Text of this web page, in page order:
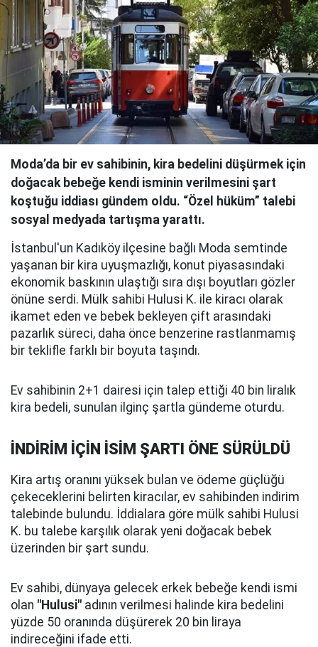
Moda’da bir ev sahibinin, kira bedelini düşürmek için
doğacak bebeğe kendi isminin verilmesini şart
koştuğu iddiası gündem oldu. “Özel hüküm” talebi
sosyal medyada tartışma yarattı.
İstanbul'un Kadıköy ilçesine bağlı Moda semtinde
yaşanan bir kira uyuşmazlığı, konut piyasasındaki
ekonomik baskının ulaştığı sıra dışı boyutları gözler
önüne serdi. Mülk sahibi Hulusi K. ile kiracı olarak
ikamet eden ve bebek bekleyen çift arasındaki
pazarlık süreci, daha önce benzerine rastlanmamış
bir teklifle farklı bir boyuta taşındı.
Ev sahibinin 2+1 dairesi için talep ettiği 40 bin liralık
kira bedeli, sunulan ilginç şartla gündeme oturdu.
İNDİRİM İÇİN İSİM ŞARTI ÖNE SÜRÜLDÜ
Kira artış oranını yüksek bulan ve ödeme güçlüğü
çekeceklerini belirten kiracılar, ev sahibinden indirim
talebinde bulundu. İddialara göre mülk sahibi Hulusi
K. bu talebe karşılık olarak yeni doğacak bebek
üzerinden bir şart sundu.
Ev sahibi, dünyaya gelecek erkek bebeğe kendi ismi
olan "Hulusi" adının verilmesi halinde kira bedelini
yüzde 50 oranında düşürerek 20 bin liraya
indireceğini ifade etti.